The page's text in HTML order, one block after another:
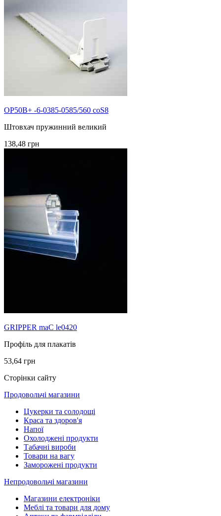
OP50B+ -6-0385-0585/560 coS8
Штовхач пружинний великий
138,48 грн
GRIPPER maC le0420
Профіль для плакатів
53,64 грн
Сторінки сайту
Продовольчі магазини
Цукерки та солодощі
Краса та здоров'я
Напої
Охолоджені продукти
Табачні вироби
Товари на вагу
Заморожені продукти
Непродовольчі магазини
Магазини електроніки
Меблі та товари для дому